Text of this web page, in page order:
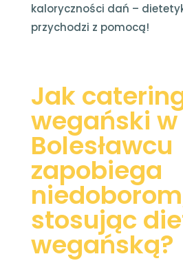
kaloryczności dań –
przychodzi z pomocą!
Jak
wegański w
Bolesławcu
zapobiega
stosując
wegańską?